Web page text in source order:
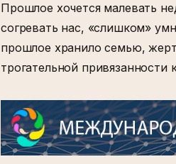
Прошлое хочется малевать
согревать нас, «слишком»
прошлое хранило семью,
трогательной